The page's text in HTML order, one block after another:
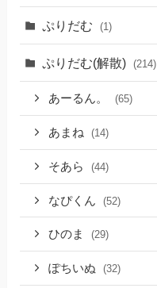
ぷりだむ (1)
ぷりだむ(解散) (214)
あーるん。 (65)
あまね (14)
そあら (44)
なぴくん (52)
ひのま (29)
ぽちいぬ (32)